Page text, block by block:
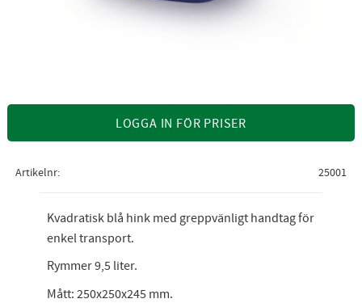
LOGGA IN FÖR PRISER
Artikelnr 25001
Kvadratisk blå hink med greppvänligt handtag för
enkel transport.
Rymmer 9,5 liter.
Mått: 250x250x245 mm.